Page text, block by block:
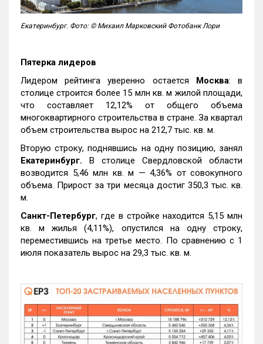
Екатеринбург. Фото: © Михаил Марковский Фотобанк Лори
Пятерка лидеров
Лидером рейтинга уверенно остается
Москва: в
столице строится более 15 млн кв. м жилой площади,
что составляет 12,12% от общего объема
многоквартирного строительства в стране. За квартал
объем строительства вырос на 212,7 тыс. кв. м.
Вторую строку, поднявшись на одну позицию, занял
Екатеринбург.
В столице Свердловской области
возводится 5,46 млн кв. м — 4,36% от совокупного
объема. Прирост за три месяца достиг 350,3 тыс. кв.
м.
Санкт-Петербург, где в стройке находится 5,15 млн
кв. м жилья (4,11%), опустился на одну строку,
переместившись на третье место. По сравнению с 1
июля показатель вырос на 29,3 тыс. кв. м.